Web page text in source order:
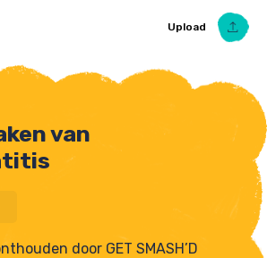
Upload
Ezelsbruggetje
van
door GET SMASH’D